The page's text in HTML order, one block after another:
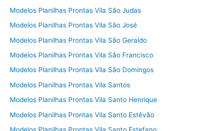
Modelos Planilhas Prontas Vila São Judas
Modelos Planilhas Prontas Vila São José
Modelos Planilhas Prontas Vila São Geraldo
Modelos Planilhas Prontas Vila São Francisco
Modelos Planilhas Prontas Vila São Domingos
Modelos Planilhas Prontas Vila Santos
Modelos Planilhas Prontas Vila Santo Henrique
Modelos Planilhas Prontas Vila Santo Estêvão